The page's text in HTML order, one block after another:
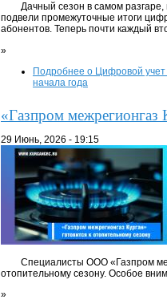
Дачный сезон в самом
подвели промежуточные итоги
абонентов. Теперь почти каждый
»
Подробнее о Цифровой учет
начала года
«Газпром межрегионгаз
29 Июнь, 2026 - 19:15
Специалисты ООО «Газпром
отопительному сезону. Особое
»